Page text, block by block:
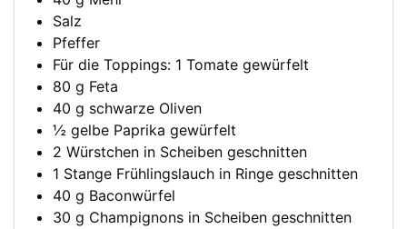
Salz
Pfeffer
Für die Toppings: 1 Tomate gewürfelt
80 g Feta
40 g schwarze Oliven
½ gelbe Paprika gewürfelt
2 Würstchen in Scheiben geschnitten
1 Stange Frühlingslauch in Ringe geschnitten
40 g Baconwürfel
30 g Champignons in Scheiben geschnitten